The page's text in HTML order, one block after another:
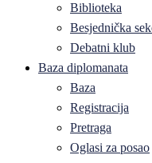
Biblioteka
Besjednička
Debatni klub
Baza diplomanata
Baza
Registracija
Pretraga
Oglasi za posao